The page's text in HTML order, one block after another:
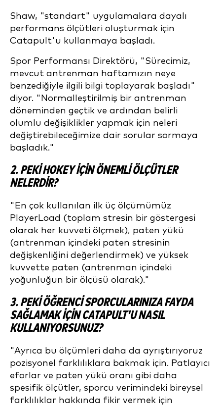
Shaw, "standart" uygulamalara dayalı
performans ölçütleri oluşturmak için
Catapult'u kullanmaya başladı.
Spor Performansı Direktörü, "Sürecimiz,
mevcut antrenman haftamızın neye
benzediğiyle ilgili bilgi toplayarak başladı"
diyor. "Normalleştirilmiş bir antrenman
döneminden geçtik ve ardından belirli
olumlu değişiklikler yapmak için neleri
değiştirebileceğimize dair sorular sormaya
başladık."
2. PEKI HOKEY IÇIN ÖNEMLI ÖLÇÜTLER
NELERDIR?
"En çok kullanılan ilk üç ölçümümüz
PlayerLoad (toplam stresin bir göstergesi
olarak her kuvveti ölçmek), paten yükü
(antrenman içindeki paten stresinin
değişkenliğini değerlendirmek) ve yüksek
kuvvette paten (antrenman içindeki
yoğunluğun bir ölçüsü olarak)."
3. PEKI ÖĞRENCI SPORCULARINIZA FAYDA
SAĞLAMAK IÇIN CATAPULT'U NASIL
KULLANIYORSUNUZ?
"Ayrıca bu ölçümleri daha da ayrıştırıyoruz
pozisyonel farklılıklara bakmak için. Patlayıcı
eforlar ve paten yükü oranı gibi daha
spesifik ölçütler, sporcu verimindeki bireysel
farklılıklar hakkında fikir vermek için